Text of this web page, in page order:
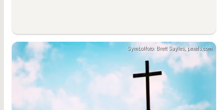
Symbolfoto: Brett Sayles, pexels.com